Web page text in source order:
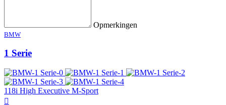
Opmerkingen
BMW
1 Serie
118i High Executive M-Sport